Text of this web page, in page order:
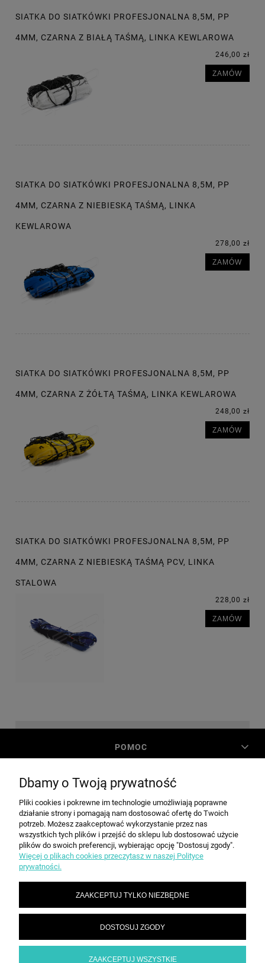
SIATKA DO SIATKÓWKI PROFESJONALNA 8,5M, PP
4MM, CZARNA Z BIAŁĄ TAŚMĄ, LINKA KEWLAROWA
246,00 zł
ZAMÓW
SIATKA DO SIATKÓWKI PROFESJONALNA 8,5M, PP
4MM, CZARNA Z NIEBIESKĄ TAŚMĄ, LINKA
KEWLAROWA
278,00 zł
ZAMÓW
SIATKA DO SIATKÓWKI PROFESJONALNA 8,5M, PP
4MM, CZARNA Z ŻÓŁTĄ TAŚMĄ, LINKA KEWLAROWA
248,00 zł
ZAMÓW
SIATKA DO SIATKÓWKI PROFESJONALNA 8,5M, PP
4MM, CZARNA Z NIEBIESKĄ TAŚMĄ PCV, LINKA
STALOWA
228,00 zł
ZAMÓW
POMOC
MOJE KONTO
PŁATNOŚCI I DOSTAWA
INFORMACJE
O NAS
SPEED grupa Sp. z o.o. | ul. Parkowa 12, 05-200 Wołomin |sekretariat@spd.pl
Dbamy o Twoją prywatność
Pliki cookies i pokrewne im technologie umożliwiają poprawne
działanie strony i pomagają nam dostosować ofertę do Twoich
potrzeb. Możesz zaakceptować wykorzystanie przez nas
wszystkich tych plików i przejść do sklepu lub dostosować użycie
plików do swoich preferencji, wybierając opcję "Dostosuj zgody".
Więcej o plikach cookies przeczytasz w naszej Polityce
prywatności.
ZAAKCEPTUJ TYLKO NIEZBĘDNE
DOSTOSUJ ZGODY
ZAAKCEPTUJ WSZYSTKIE